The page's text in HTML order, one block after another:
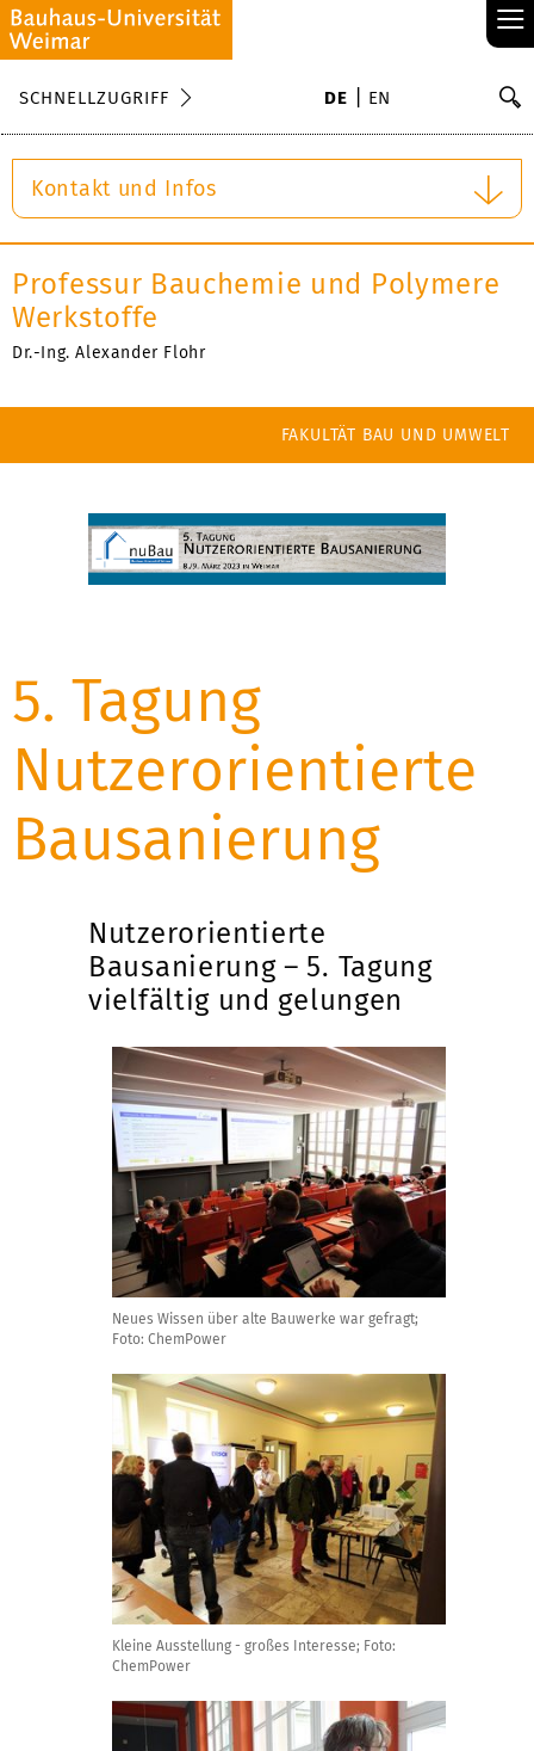
≡
SCHNELLZUGRIFF DE EN
Kontakt und Infos
Professur Bauchemie und Polymere
Werkstoffe
Dr.-Ing. Alexander Flohr
FAKULTÄT BAU UND UMWELT
5. Tagung
Nutzerorientierte
Bausanierung
Nutzerorientierte
Bausanierung – 5. Tagung
vielfältig und gelungen
Neues Wissen über alte Bauwerke war gefragt;
Foto: ChemPower
Kleine Ausstellung - großes Interesse; Foto:
ChemPower